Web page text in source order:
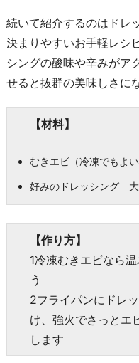
続いて紹介するのはドレ
決まりやすいお手軽レシ
シングの酸味や辛みがア
せると抜群の美味しさに
【材料】
むきエビ（冷凍でもよ
好みのドレッシング
【作り方】
1冷凍むきエビなら
う
2フライパンにドレ
け、強火でさっとエ
します